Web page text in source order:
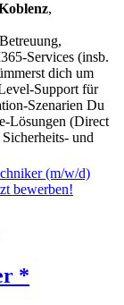
,
Services (insb.
dich um
Support für
Szenarien Du
Lösungen (Direct
und
*